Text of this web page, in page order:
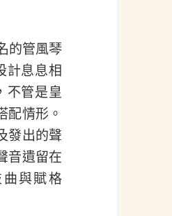
的管風琴
計息息相
不管是皇
配情形。
發出的聲
音遺留在
與賦格